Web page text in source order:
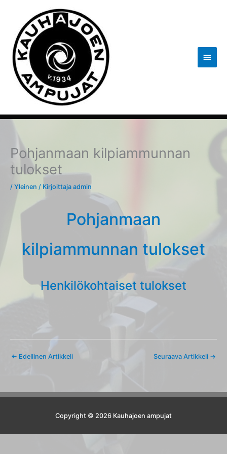
Pohjanmaan kilpiammunnan
tulokset
/ Yleinen / Kirjoittaja admin
Pohjanmaan
kilpiammunnan tulokset
Henkilökohtaiset tulokset
← Edellinen Artikkeli Seuraava Artikkeli →
Copyright © 2026 Kauhajoen ampujat